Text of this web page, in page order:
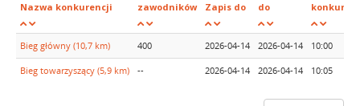
Nazwa konkurencji
zawodników
Zapis do
do
Bieg główny (10,7 km) 400 2026-04-14 2026-04-14 10:00
Bieg towarzyszący (5,9 km) -- 2026-04-14 2026-04-14 10:05